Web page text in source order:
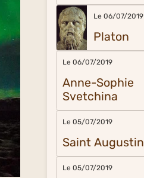
Le 06/07/2019
Platon
Le 06/07/2019
Anne-Sophie
Svetchina
Le 05/07/2019
Saint Augustin
Le 05/07/2019